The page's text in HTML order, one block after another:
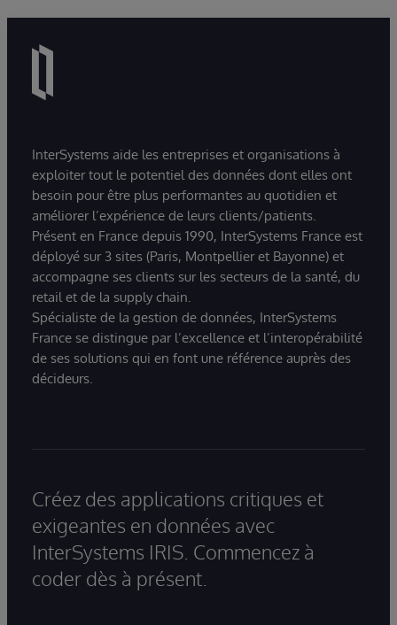
InterSystems aide les entreprises et organisations à
exploiter tout le potentiel des données dont elles ont
besoin pour être plus performantes au quotidien et
améliorer l’expérience de leurs clients/patients.
Présent en France depuis 1990, InterSystems France est
déployé sur 3 sites (Paris, Montpellier et Bayonne) et
accompagne ses clients sur les secteurs de la santé, du
retail et de la supply chain.
Spécialiste de la gestion de données, InterSystems
France se distingue par l’excellence et l’interopérabilité
de ses solutions qui en font une référence auprès des
décideurs.
Créez des applications critiques et
exigeantes en données avec
InterSystems IRIS. Commencez à
coder dès à présent.